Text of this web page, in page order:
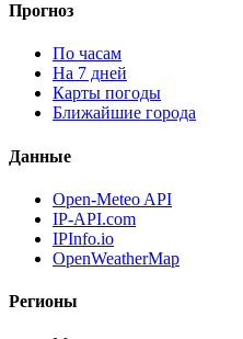
Прогноз
По часам
На 7 дней
Карты погоды
Ближайшие города
Данные
Open-Meteo API
IP-API.com
IPInfo.io
OpenWeatherMap
Регионы